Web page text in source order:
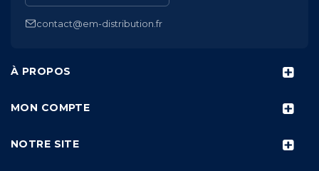
À PROPOS
MON COMPTE
NOTRE SITE
contact@em-distribution.fr